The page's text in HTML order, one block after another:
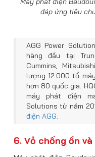
đáp ứng tiêu
AGG Power
hàng đầu tại
Cummins,
lượng 12.000 tổ
hơn 80 quốc gia.
máy phát điện
Solutions từ năm
điện AGG.
6. Vỏ chống ồn